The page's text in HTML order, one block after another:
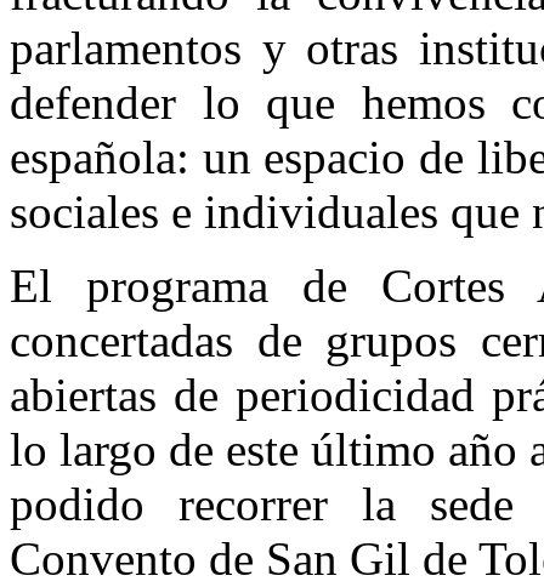
parlamentos y otras
defender lo que hemos
española: un espacio de
sociales e individuales que
El programa de Cortes
concertadas de grupos
abiertas de periodicidad
lo largo de este último año
podido recorrer la
Convento de San Gil de